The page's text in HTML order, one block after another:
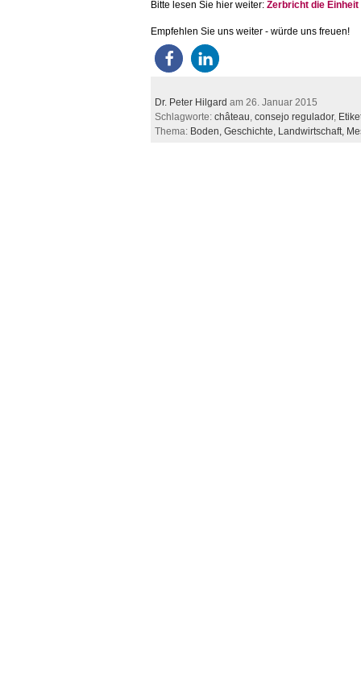
Bitte lesen Sie hier weiter: Zerbricht die Einheit
Empfehlen Sie uns weiter - würde uns freuen!
Dr. Peter Hilgard am 26. Januar 2015
Schlagworte: château consejo regulador,
Thema: Boden, Geschichte, Landwirtschaft,